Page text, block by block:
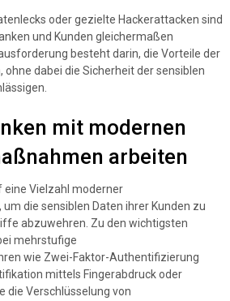
oder gezielte Hackerattacken sind
und Kunden gleichermaßen
besteht darin, die Vorteile der
ohne dabei die Sicherheit der sensiblen
mit modernen
arbeiten
eine Vielzahl moderner
die sensiblen Daten ihrer Kunden zu
abzuwehren. Zu den wichtigsten
mehrstufige
wie Zwei-Faktor-Authentifizierung
mittels Fingerabdruck oder
die Verschlüsselung von